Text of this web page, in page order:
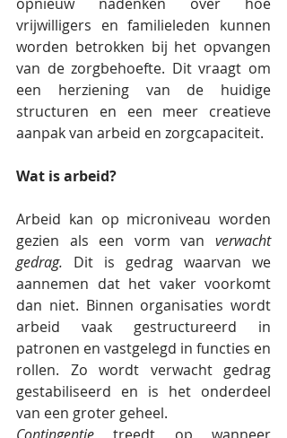
vrijwilligers en familieleden kunnen
worden betrokken bij het opvangen
van de zorgbehoefte. Dit vraagt om
een herziening van de huidige
structuren en een meer creatieve
aanpak van arbeid en zorgcapaciteit.
Wat is arbeid?
Arbeid kan op microniveau worden
gezien als een vorm van verwacht
gedrag. Dit is gedrag waarvan we
aannemen dat het vaker voorkomt
dan niet. Binnen organisaties wordt
arbeid vaak gestructureerd in
patronen en vastgelegd in functies en
rollen. Zo wordt verwacht gedrag
gestabiliseerd en is het onderdeel
van een groter geheel.